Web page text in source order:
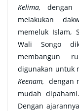
Kelima, dengan
melakukan
memeluk Islam,
Wali Songo
membangun
digunakan untuk
Keenam, dengan
mudah dipahami.
Dengan